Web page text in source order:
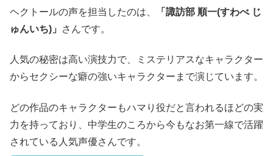
ヘクトールの声を担当したのは、
「諏訪部 順一(すわべ じ
ゅんいち)」
さんです。
人気の秘密は高い演技力で、ミステリアスなキャラクター
からセクシーな癖の強いキャラクターまで演じています。
どの作品のキャラクターもハマり役だと言われるほどの実
力を持っており、中学生のころから今もなお第一線で活躍
されている人気声優さんです。